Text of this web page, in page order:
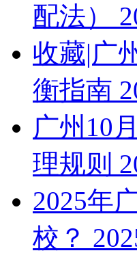
配法）
收藏|广
衡指南
广州10
理规则
2025年
校？